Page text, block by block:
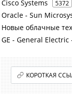
Cisco Systems 5372
Oracle - Sun
Новые облачные
GE - General
КОРОТКАЯ